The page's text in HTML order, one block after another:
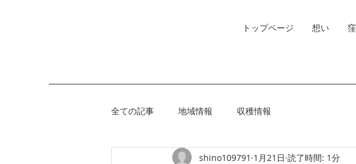
トップページ 想い
全ての記事 地域情報 収穫情報
shino109791 1月21日 読了時間: 1分